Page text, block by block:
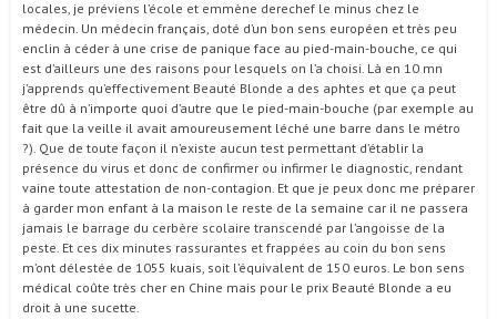
locales, je préviens l’école et emmène derechef le minus chez le
médecin. Un médecin français, doté d’un bon sens européen et très peu
enclin à céder à une crise de panique face au pied-main-bouche, ce qui
est d’ailleurs une des raisons pour lesquels on l’a choisi. Là en 10 mn
j’apprends qu’effectivement Beauté Blonde a des aphtes et que ça peut
être dû à n’importe quoi d’autre que le pied-main-bouche (par exemple au
fait que la veille il avait amoureusement léché une barre dans le métro
?). Que de toute façon il n’existe aucun test permettant d’établir la
présence du virus et donc de confirmer ou infirmer le diagnostic, rendant
vaine toute attestation de non-contagion. Et que je peux donc me préparer
à garder mon enfant à la maison le reste de la semaine car il ne passera
jamais le barrage du cerbère scolaire transcendé par l’angoisse de la
peste. Et ces dix minutes rassurantes et frappées au coin du bon sens
m’ont délestée de 1055 kuais, soit l’équivalent de 150 euros. Le bon sens
médical coûte très cher en Chine mais pour le prix Beauté Blonde a eu
droit à une sucette.